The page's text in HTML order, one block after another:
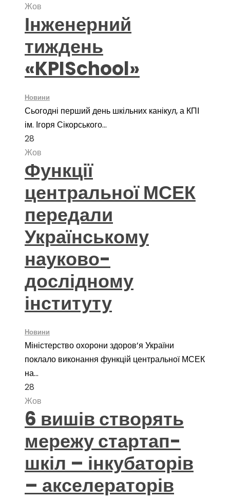
Жов
Інженерний
тиждень
«KPISchool»
Новини
Сьогодні перший день шкільних канікул, а КПІ
ім. Ігоря Сікорського...
28
Жов
Функції
центральної МСЕК
передали
Українському
науково-
дослідному
інституту
Новини
Міністерство охорони здоров’я України
поклало виконання функцій центральної МСЕК
на...
28
Жов
6 вишів створять
мережу стартап-
шкіл – інкубаторів
– акселераторів